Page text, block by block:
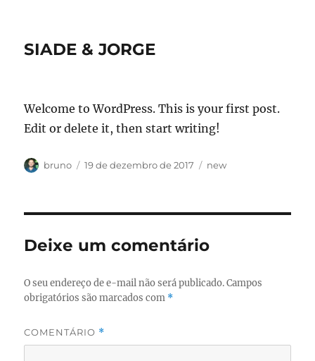
SIADE & JORGE
Welcome to WordPress. This is your first post.
Edit or delete it, then start writing!
Autor
bruno
Publicado
19 de dezembro de 2017 Categorias
new
Deixe um comentário
O seu endereço de e-mail não será publicado. Campos
obrigatórios são marcados com *
COMENTÁRIO *